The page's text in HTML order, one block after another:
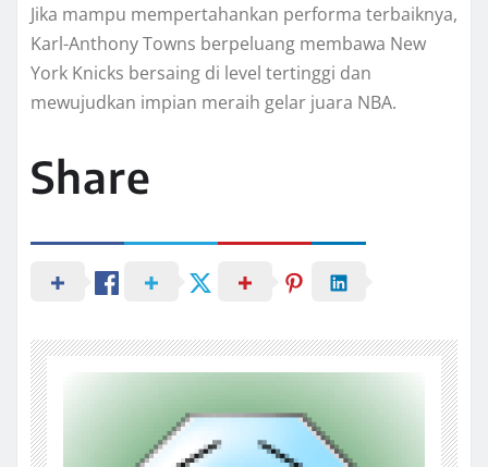
Jika mampu mempertahankan performa terbaiknya,
Karl-Anthony Towns berpeluang membawa New
York Knicks bersaing di level tertinggi dan
mewujudkan impian meraih gelar juara NBA.
Share